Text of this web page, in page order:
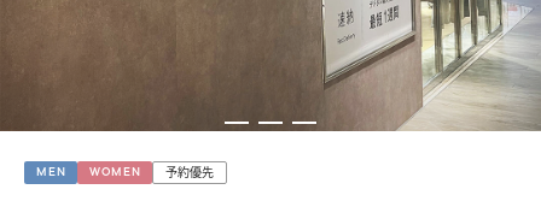
MEN WOMEN 予約優先